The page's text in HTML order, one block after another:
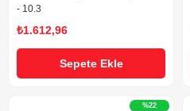
- 10.3
₺1.612,96
Sepete Ekle
%22